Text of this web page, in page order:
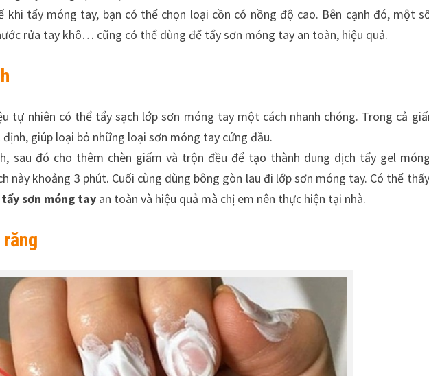
tẩy móng tay, bạn có thể chọn loại cồn có nồng độ cao. Bên cạnh đó, một
rửa tay khô… cũng có thể dùng để tẩy sơn móng tay an toàn, hiệu quả.
tự nhiên có thể tẩy sạch lớp sơn móng tay một cách nhanh chóng. Trong cả
giúp loại bỏ những loại sơn móng tay cứng đầu.
sau đó cho thêm chèn giấm và trộn đều để tạo thành dung dịch tẩy gel
này khoảng 3 phút. Cuối cùng dùng bông gòn lau đi lớp sơn móng tay. Có thể
sơn móng tay an toàn và hiệu quả mà chị em nên thực hiện tại nhà.